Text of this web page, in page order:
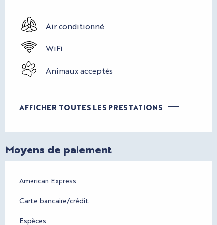
Air conditionné
WiFi
Animaux acceptés
AFFICHER TOUTES LES PRESTATIONS
Moyens de paiement
American Express
Carte bancaire/crédit
Espèces